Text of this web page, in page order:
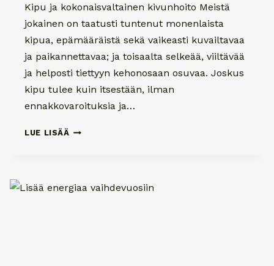
Kipu ja kokonaisvaltainen kivunhoito Meistä
jokainen on taatusti tuntenut monenlaista
kipua, epämääräistä sekä vaikeasti kuvailtavaa
ja paikannettavaa; ja toisaalta selkeää, viiltävää
ja helposti tiettyyn kehonosaan osuvaa. Joskus
kipu tulee kuin itsestään, ilman
ennakkovaroituksia ja…
LUE LISÄÄ MITÄ
KOLOTTAA?